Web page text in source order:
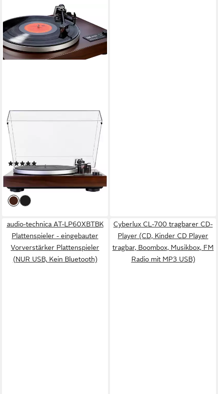
DUAL
CS 518, Manueller Hifi-
Plattenspieler walnuss
Plattenspieler
(1)
759,00 €
22,04 €mtl. in 48 Raten
lieferbar - in 2-3 Werktagen bei dir
audio-technica AT-LP60XBTBK
Plattenspieler - eingebauter
Vorverstärker Plattenspieler
(NUR USB, Kein Bluetooth)
Cyberlux CL-700 tragbarer CD-
Player (CD, Kinder CD Player
tragbar, Boombox, Musikbox, FM
Radio mit MP3 USB)